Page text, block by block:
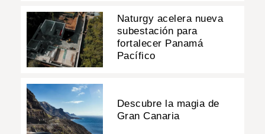
Naturgy acelera nueva
subestación para
fortalecer Panamá
Pacífico
Descubre la magia de
Gran Canaria